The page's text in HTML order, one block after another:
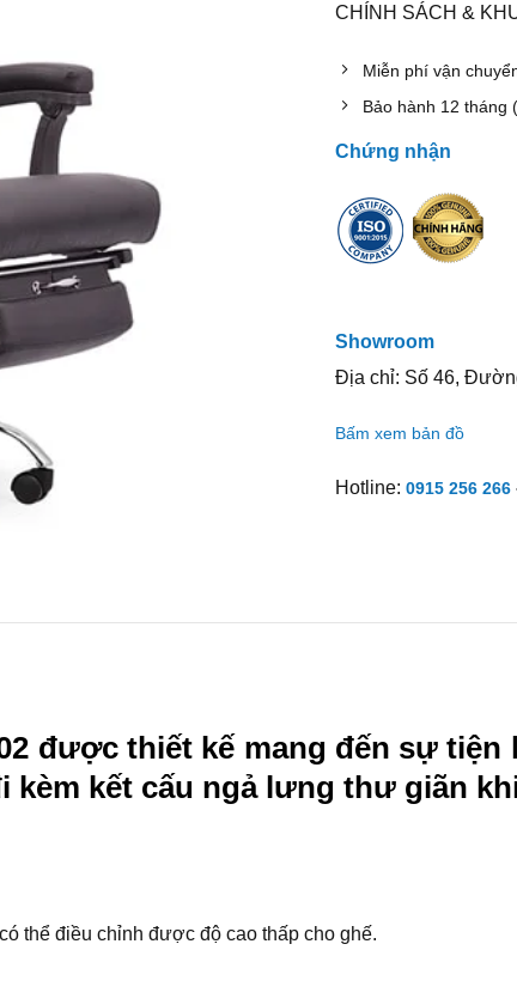
CHÍNH SÁCH &
Miễn phí vận
Bảo hành 12 tháng
Chứng nhận
Showroom
Địa chỉ: Số 46,
Bấm xem bản đồ
Hotline: 0915 256 266
được thiết kế mang đến sự
kèm kết cấu ngả lưng thư giãn
thể điều chỉnh được độ cao thấp cho ghế.